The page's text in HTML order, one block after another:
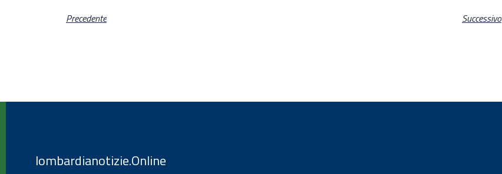
Precedente Successivo
lombardianotizie.Online